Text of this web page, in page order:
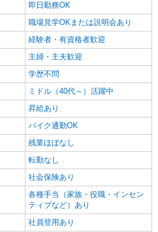
ッフ／資格あり or 経験者
円〜1,400円 ◆無資格・経験者：時
円〜 ◆初任者研修・未経験：時給1,320
任者研修・経験者：時給1,350円〜 ◆介
円〜 ※経験者は3ヶ月以上 ※
能力による ★週払いOK（規定あ
県福岡市東区 【最寄駅】JR鹿児島本線
やすいエリアなど、お好きな勤務地をお
紹介予定派遣
会社 メディカルケア事業部/博多オフィ
ッフ／資格あり or 経験者
円〜1,400円 ◆無資格・経験者：時
〜 ◆初任者研修・未経験：時給1,320
任者研修・経験者：時給1,350円〜 ◆介
円〜 ※経験者は3ヶ月以上 ※
能力による ★週払いOK（規定あ
県福岡市東区 【最寄駅】JR香椎線「奈
リアなど、お好きな勤務地をお選び下さ
詳細を見る
即日勤務OK
職場見学OKまたは説明会あり
経験者・有資格者歓迎
主婦・主夫歓迎
学歴不問
ミドル（40代～）活躍中
昇給あり
バイク通勤OK
残業ほぼなし
転勤なし
社会保険あり
各種手当（家族・役職・インセン
ティブなど）あり
社員登用あり